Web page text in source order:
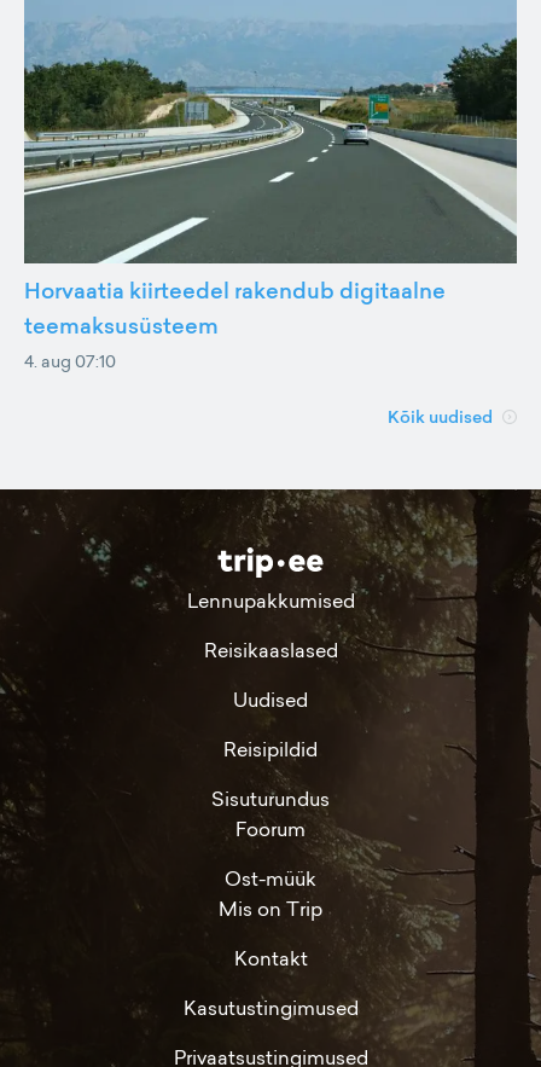
Horvaatia kiirteedel rakendub digitaalne
teemaksusüsteem
4. aug 07:10
Kõik uudised
Lennupakkumised
Reisikaaslased
Uudised
Reisipildid
Sisuturundus
Foorum
Ost-müük
Mis on Trip
Kontakt
Kasutustingimused
Privaatsustingimused